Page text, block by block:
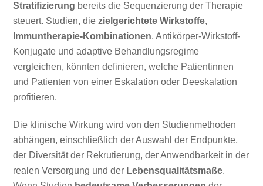
Stratifizierung bereits die Sequenzierung der Therapie
steuert. Studien, diezielgerichtete Wirkstoffe,
Immuntherapie-Kombinationen, Antikörper-Wirkstoff-
Konjugate und adaptive Behandlungsregime
vergleichen, könnten definieren, welche Patientinnen
und Patienten von einer Eskalation oder Deeskalation
profitieren.
Die klinische Wirkung wird von den Studienmethoden
abhängen, einschließlich der Auswahl der Endpunkte,
der Diversität der Rekrutierung, der Anwendbarkeit in der
realen Versorgung und der Lebensqualitätsmaße.